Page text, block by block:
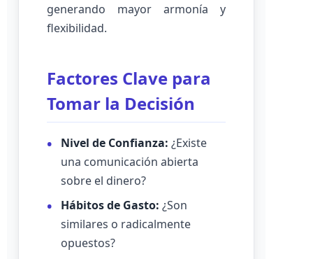
generando mayor armonía y
flexibilidad.
Factores Clave para
Tomar la Decisión
Nivel de Confianza: ¿Existe
una comunicación abierta
sobre el dinero?
Hábitos de Gasto: ¿Son
similares o radicalmente
opuestos?